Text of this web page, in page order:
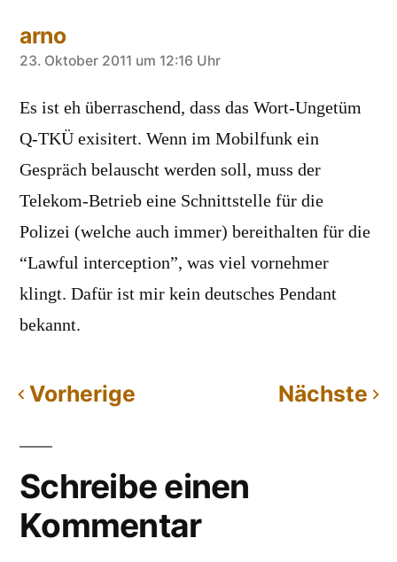
arno
sagt:
23. Oktober 2011 um 12:16 Uhr
Es ist eh überraschend, dass das Wort-Ungetüm
Q-TKÜ exisitert. Wenn im Mobilfunk ein
Gespräch belauscht werden soll, muss der
Telekom-Betrieb eine Schnittstelle für die
Polizei (welche auch immer) bereithalten für die
“Lawful interception”, was viel vornehmer
klingt. Dafür ist mir kein deutsches Pendant
bekannt.
Kommentarnavigation
Vorherige Nächste
Schreibe einen
Kommentar